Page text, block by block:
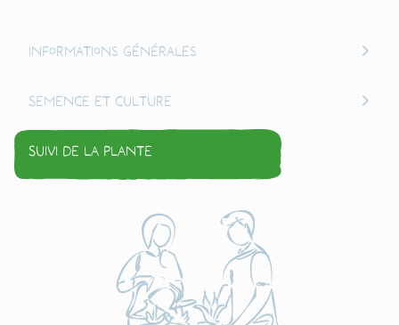
Informations générales
Semence et culture
Suivi de la plante